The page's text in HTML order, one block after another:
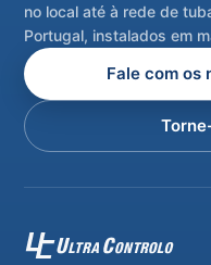
no local até à rede de
Portugal, instalados em
Fale com os